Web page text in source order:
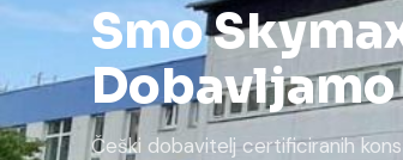
Smo
Češki dobavitelj certificiranih